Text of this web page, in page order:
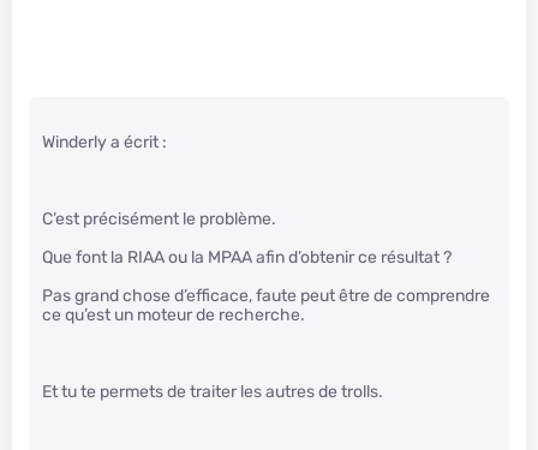
Winderly a écrit :
C’est précisément le problème.
Que font la RIAA ou la MPAA afin d’obtenir ce résultat ?
Pas grand chose d’efficace, faute peut être de comprendre
ce qu’est un moteur de recherche.
Et tu te permets de traiter les autres de trolls.